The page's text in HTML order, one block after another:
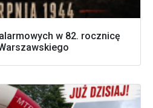
w 82. rocznicę